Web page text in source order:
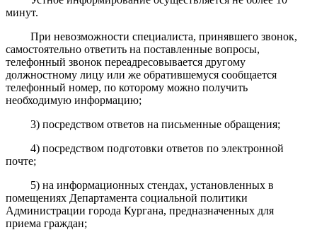
минут.
При невозможности специалиста, принявшего звонок,
самостоятельно ответить на поставленные вопросы,
телефонный звонок переадресовывается другому
должностному лицу или же обратившемуся сообщается
телефонный номер, по которому можно получить
необходимую информацию;
3) посредством ответов на письменные обращения;
4) посредством подготовки ответов по электронной
почте;
5) на информационных стендах, установленных в
помещениях Департамента социальной политики
Администрации города Кургана, предназначенных для
приема граждан;